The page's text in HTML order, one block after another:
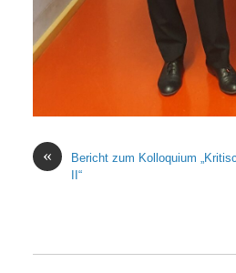
«
Bericht zum Kolloquium
II“